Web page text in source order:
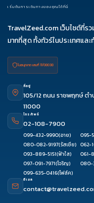
เริ่มต้นการเดินทางของคุณได้ที่นี่
TravelZeed.com เว็บไซต์ที่ร
มากที่สุด ทั้งทัวร์ในประเทศแล
ใบอนุญาต เลขที่ 11/08038
ที่อยู่
105/12 ถนน ราชพฤกษ์ ต
11000
โทรศัพท์
02-108-7900
099-432-9990(อาย) 095-
080-082-9197(รัสเซีย) 062-
093-889-5151(ฟ้าใส) 061-
097-091-7971(โจริญ) 080-
099-635-0416(โฟล์ค)
อีเมล